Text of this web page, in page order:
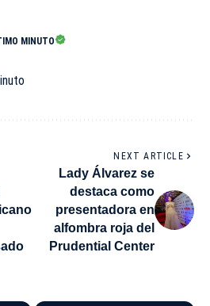
MINUTO
NEXT ARTICLE
Lady Álvarez se
destaca como
presentadora en
alfombra roja del
Prudential Center